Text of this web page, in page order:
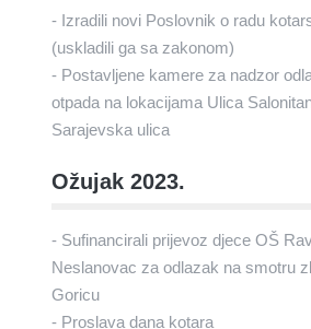
- Izradili novi Poslovnik o radu
(uskladili ga sa zakonom)
- Postavljene kamere za nadzor
otpada na lokacijama Ulica
Sarajevska ulica
Ožujak 2023.
- Sufinancirali prijevoz djece OŠ
Neslanovac za odlazak na smotru
Goricu
- Proslava dana kotara